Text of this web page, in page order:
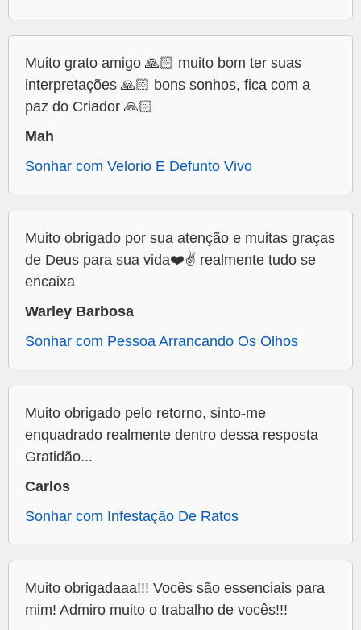
Muito grato amigo 🙏🏻 muito bom ter suas
interpretações 🙏🏻 bons sonhos, fica com a
paz do Criador 🙏🏻
Mah
Sonhar com Velorio E Defunto Vivo
Muito obrigado por sua atenção e muitas graças
de Deus para sua vida❤️✌️ realmente tudo se
encaixa
Warley Barbosa
Sonhar com Pessoa Arrancando Os Olhos
Muito obrigado pelo retorno, sinto-me
enquadrado realmente dentro dessa resposta
Gratidão...
Carlos
Sonhar com Infestação De Ratos
Muito obrigadaaa!!! Vocês são essenciais para
mim! Admiro muito o trabalho de vocês!!!